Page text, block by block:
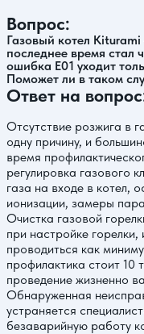
Вопрос:
Газовый котел
последнее время стал
ошибка Е01 уходит
Поможет ли в таком
Ответ на
Отсутствие розжига в
одну причину, и
время
регулировка газового
газа на входе в котел,
ионизации, замеры
Очистка газовой
при настройке
проводиться как
профилактика стоит 10
проведение жизненно
Обнаруженная
устраняется
безаварийную работу